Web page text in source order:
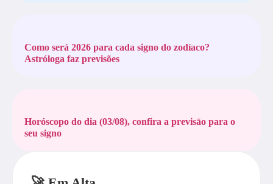
Como será 2026 para cada signo do zodíaco?
Astróloga faz previsões
Horóscopo do dia (03/08), confira a previsāo para o
seu signo